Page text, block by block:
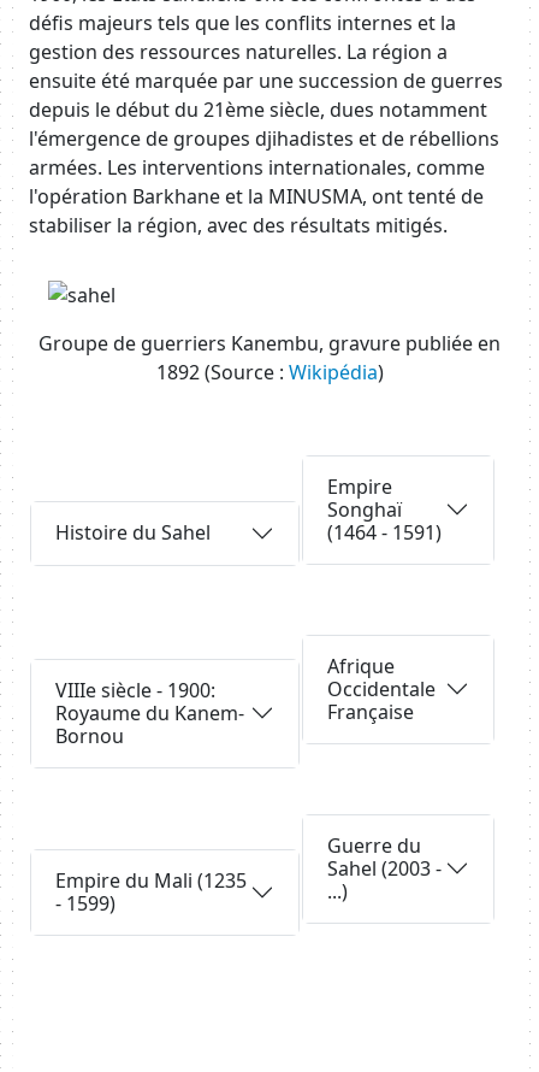
défis majeurs tels que les conflits internes et la
gestion des ressources naturelles. La région a
ensuite été marquée par une succession de guerres
depuis le début du 21ème siècle, dues notamment
l'émergence de groupes djihadistes et de rébellions
armées. Les interventions internationales, comme
l'opération Barkhane et la MINUSMA, ont tenté de
stabiliser la région, avec des résultats mitigés.
Image
Groupe de guerriers Kanembu, gravure publiée en
1892 (Source : Wikipédia)
Histoire du Sahel
Empire
Songhaï
(1464 - 1591)
VIIIe siècle - 1900:
Royaume du Kanem-
Bornou
Afrique
Occidentale
Française
Empire du Mali (1235
- 1599)
Guerre du
Sahel (2003 -
...)